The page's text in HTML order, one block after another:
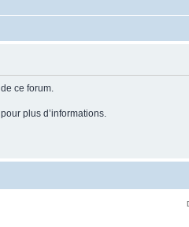
de ce forum.
pour plus d’informations.